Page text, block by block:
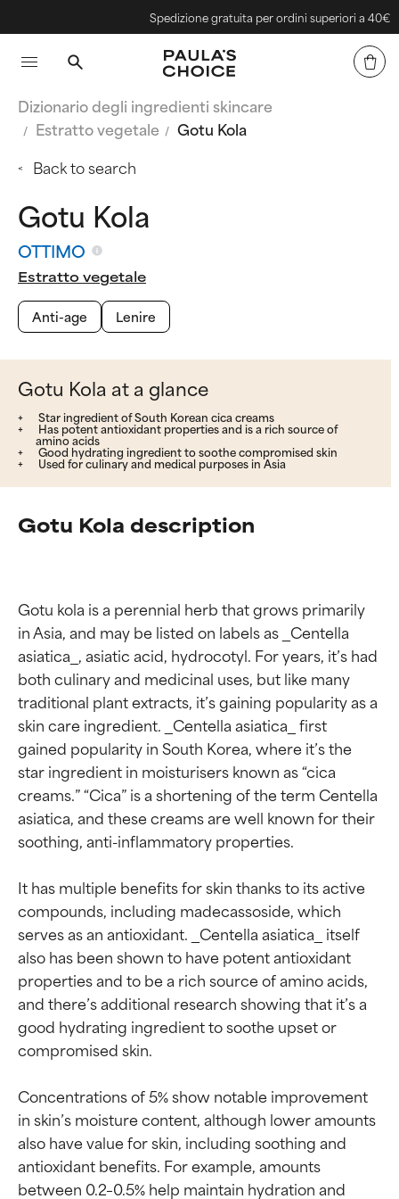
Spedizione gratuita per ordini superiori a 40€
Dizionario degli ingredienti skincare
Estratto vegetale
Gotu Kola
Back to search
Gotu Kola
OTTIMO
Estratto vegetale
Anti-age
Lenire
Gotu Kola at a glance
Star ingredient of South Korean cica creams
Has potent antioxidant properties and is a rich source of
amino acids
Good hydrating ingredient to soothe compromised skin
Used for culinary and medical purposes in Asia
Gotu Kola description
Gotu kola is a perennial herb that grows primarily
in Asia, and may be listed on labels as _Centella
asiatica_, asiatic acid, hydrocotyl. For years, it’s had
both culinary and medicinal uses, but like many
traditional plant extracts, it’s gaining popularity as a
skin care ingredient. _Centella asiatica_ first
gained popularity in South Korea, where it’s the
star ingredient in moisturisers known as “cica
creams.” “Cica” is a shortening of the term Centella
asiatica, and these creams are well known for their
soothing, anti-inflammatory properties.
It has multiple benefits for skin thanks to its active
compounds, including madecassoside, which
serves as an antioxidant. _Centella asiatica_ itself
also has been shown to have potent antioxidant
properties and to be a rich source of amino acids,
and there’s additional research showing that it’s a
good hydrating ingredient to soothe upset or
compromised skin.
Concentrations of 5% show notable improvement
in skin’s moisture content, although lower amounts
also have value for skin, including soothing and
antioxidant benefits. For example, amounts
between 0.2–0.5% help maintain hydration and